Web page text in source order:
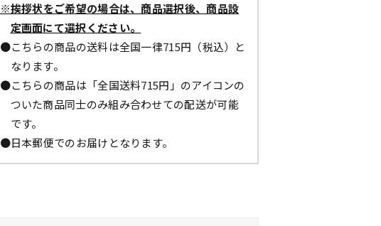
※挨拶状をご希望の場合は、商品選択後、商品設
定画面にて選択ください。
●こちらの商品の送料は全国一律715円（税込）と
なります。
●こちらの商品は「全国送料715円」のアイコンの
ついた商品同士のみ組み合わせての配送が可能
です。
●日本郵便でのお届けとなります。